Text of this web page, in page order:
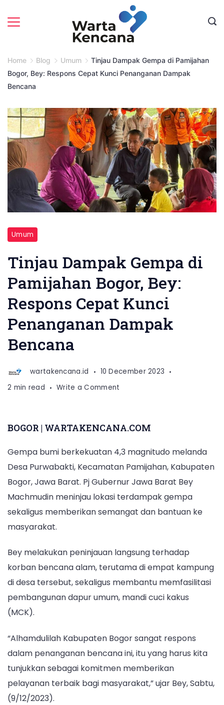
to
Home Blog Umum
Tinjau Dampak Gempa di Pamijahan
Bogor, Bey: Respons Cepat Kunci Penanganan Dampak
Bencana
Umum
Tinjau Dampak Gempa di
Pamijahan Bogor, Bey:
Respons Cepat Kunci
Penanganan Dampak
Bencana
wartakencana.id
10 December 2023
2 min read
Write a Comment
Gempa
Pamijahan
Bogor,
Bey:
Respons
Cepat
Kunci
Penanganan
BOGOR | WARTAKENCANA.COM
Gempa bumi berkekuatan 4,3 magnitudo melanda
Desa Purwabakti, Kecamatan Pamijahan, Kabupaten
Bogor, Jawa Barat. Pj Gubernur Jawa Barat Bey
Machmudin meninjau lokasi terdampak gempa
sekaligus memberikan semangat dan bantuan ke
masyarakat.
Bey melakukan peninjauan langsung terhadap
korban bencana alam, terutama di empat kampung
di desa tersebut, sekaligus membantu memfasilitasi
pembangunan dapur umum, mandi cuci kakus
(MCK).
“Alhamdulilah Kabupaten Bogor sangat respons
dalam penanganan bencana ini, itu yang harus kita
tunjukkan sebagai komitmen memberikan
pelayanan terbaik bagi masyarakat,” ujar Bey, Sabtu,
(9/12/2023).